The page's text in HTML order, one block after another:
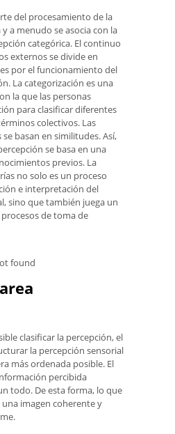
del procesamiento de la
a menudo se asocia con la
categórica. El continuo
externos se divide en
por el funcionamiento del
La categorización es una
la que las personas
para clasificar diferentes
colectivos. Las
basan en similitudes. Así,
se basa en una
previos. La
no solo es un proceso
e interpretación del
sino que también juega un
de toma de
found
clasificar la percepción, el
la percepción sensorial
más ordenada posible. El
percibida
todo. De esta forma, lo que
imagen coherente y